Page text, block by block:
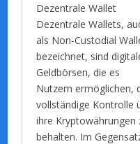
Dezentrale Wallet
Dezentrale Wallets,
als Non-Custodial
bezeichnet, sind
Geldbörsen, die es
Nutzern ermöglichen,
vollständige Kontrolle
ihre Kryptowährungen
behalten. Im